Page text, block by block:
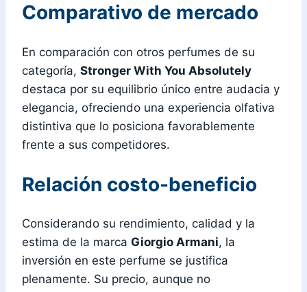
Comparativo de mercado
En comparación con otros perfumes de su
categoría, Stronger With You Absolutely
destaca por su equilibrio único entre audacia y
elegancia, ofreciendo una experiencia olfativa
distintiva que lo posiciona favorablemente
frente a sus competidores.
Relación costo-beneficio
Considerando su rendimiento, calidad y la
estima de la marca Giorgio Armani, la
inversión en este perfume se justifica
plenamente. Su precio, aunque no